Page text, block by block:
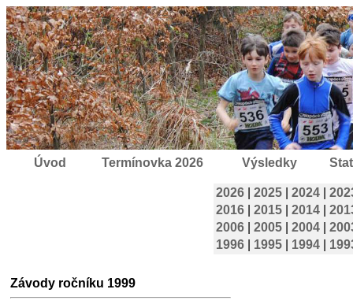
Úvod Termínovka 2026 Výsledky
2026 2025 2024
2016
2015 2014
2006
2005 2004
1996
1995 1994
Závody ročníku 1999